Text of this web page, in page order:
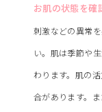
お肌の状態を確
刺激などの異常
い。肌は季節や
わります。肌の
合があります。